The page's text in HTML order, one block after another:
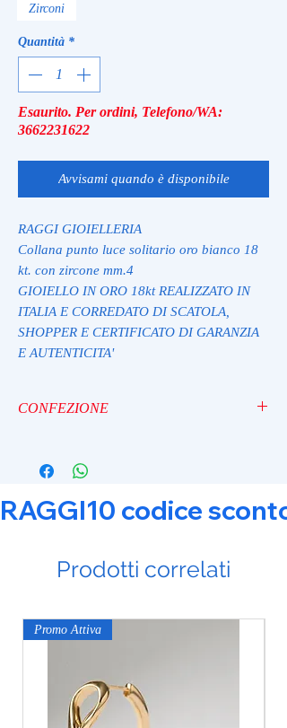
Zirconi
Quantità *
Esaurito. Per ordini, Telefono/WA:
3662231622
Avvisami quando è disponibile
RAGGI GIOIELLERIA
Collana punto luce solitario oro bianco 18
kt. con zircone mm.4
GIOIELLO IN ORO 18kt REALIZZATO IN
ITALIA E CORREDATO DI SCATOLA,
SHOPPER E CERTIFICATO DI GARANZIA
E AUTENTICITA'
CONFEZIONE
originale e shopper.
RAGGI10 codice
Prodotti correlati
Promo Attiva